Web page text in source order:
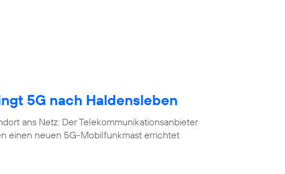
5G nach Haldensleben
ans Netz: Der Telekommunikationsanbieter
einen neuen 5G-Mobilfunkmast errichtet